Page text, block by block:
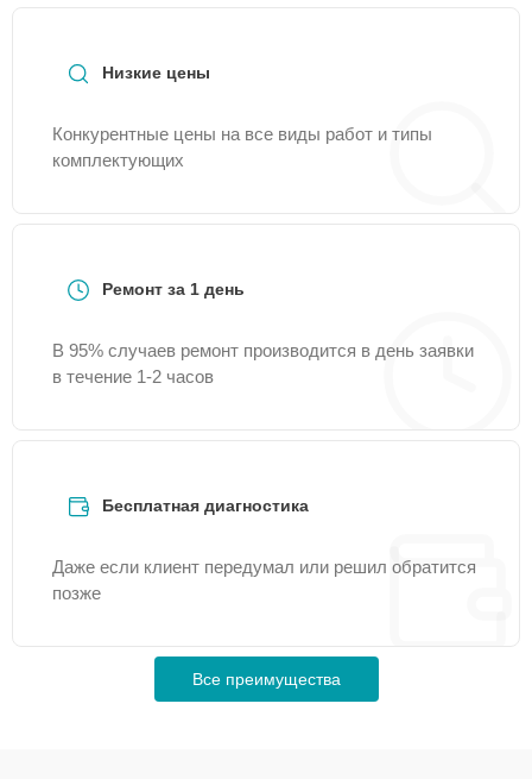
Низкие цены
Конкурентные цены на все виды работ и типы
комплектующих
Ремонт за 1 день
В 95% случаев ремонт производится в день заявки
в течение 1-2 часов
Бесплатная диагностика
Даже если клиент передумал или решил обратится
позже
Все преимущества